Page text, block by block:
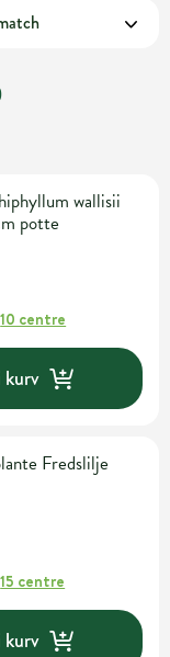
wallisii
potte
10 centre
Fredslilje
15 centre